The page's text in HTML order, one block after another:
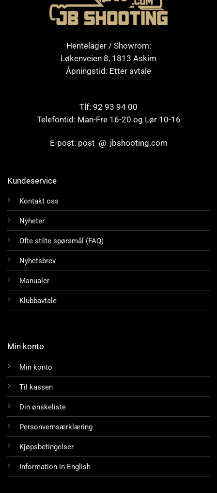
Hentelager / Showrom:
Løkenveien 8, 1813 Askim
Åpningstid: Etter avtale
Tlf: 92 93 94 00
Telefontid: Man-Fre 16-20 og Lør 10-16
E-post: post @ jbshooting.com
Kundeservice
Kontakt oss
Nyheter
Ofte stilte spørsmål (FAQ)
Nyhetsbrev
Manualer
Klubbavtale
Min konto
Min konto
Til kassen
Din ønskeliste
Personvernsærklæring
Kjøpsbetingelser
Information in English